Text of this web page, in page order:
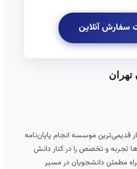
سفارش آنلاین
تهران
قدیمی‌ترین موسسه انجام پایان‌نامه
تجربه و تخصص را در کنار دانش
مطمئن دانشجویان در مسیر